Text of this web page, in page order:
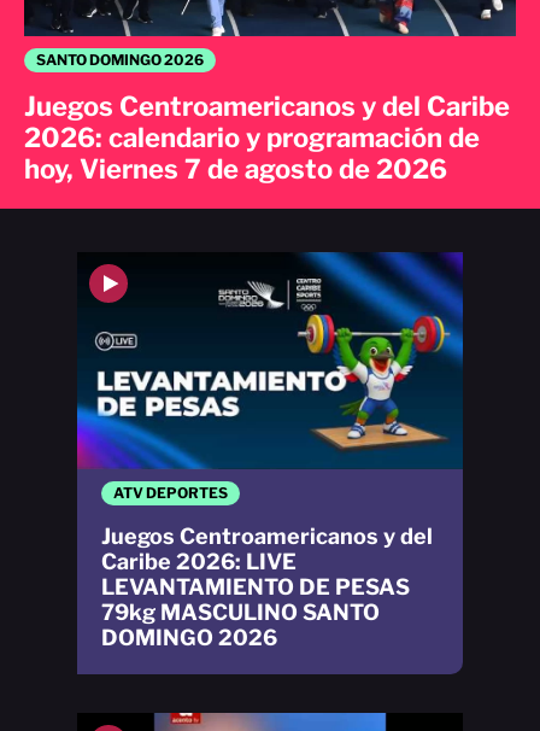
SANTO DOMINGO 2026
Juegos Centroamericanos y del Caribe
2026: calendario y programación de
hoy, Viernes 7 de agosto de 2026
ATV DEPORTES
Juegos Centroamericanos y del
Caribe 2026: LIVE
LEVANTAMIENTO DE PESAS
79kg MASCULINO SANTO
DOMINGO 2026